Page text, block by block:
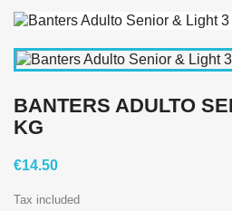
BANTERS ADULTO
KG
€14.50
Tax included